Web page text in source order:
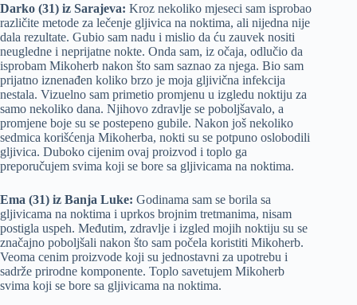
Darko (31) iz Sarajeva: Kroz nekoliko mjeseci sam isprobao
različite metode za lečenje gljivica na noktima, ali nijedna nije
dala rezultate. Gubio sam nadu i mislio da ću zauvek nositi
neugledne i neprijatne nokte. Onda sam, iz očaja, odlučio da
isprobam Mikoherb nakon što sam saznao za njega. Bio sam
prijatno iznenađen koliko brzo je moja gljivična infekcija
nestala. Vizuelno sam primetio promjenu u izgledu noktiju za
samo nekoliko dana. Njihovo zdravlje se poboljšavalo, a
promjene boje su se postepeno gubile. Nakon još nekoliko
sedmica korišćenja Mikoherba, nokti su se potpuno oslobodili
gljivica. Duboko cijenim ovaj proizvod i toplo ga
preporučujem svima koji se bore sa gljivicama na noktima.
Ema (31) iz Banja Luke: Godinama sam se borila sa
gljivicama na noktima i uprkos brojnim tretmanima, nisam
postigla uspeh. Međutim, zdravlje i izgled mojih noktiju su se
značajno poboljšali nakon što sam počela koristiti Mikoherb.
Veoma cenim proizvode koji su jednostavni za upotrebu i
sadrže prirodne komponente. Toplo savetujem Mikoherb
svima koji se bore sa gljivicama na noktima.